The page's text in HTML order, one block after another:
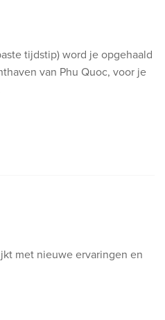
tijdstip) word je opgehaald
van Phu Quoc, voor je
met nieuwe ervaringen en